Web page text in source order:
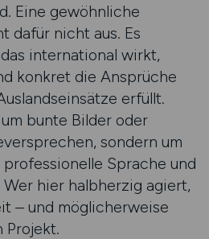
Eine gewöhnliche
dafür nicht aus. Es
international wirkt,
konkret die Ansprüche
erfüllt.
bunte Bilder oder
sondern um
Sprache und
hier halbherzig agiert,
– und möglicherweise
Projekt.